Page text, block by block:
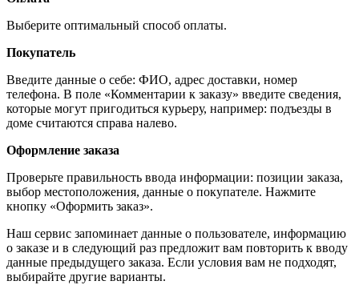
Выберите оптимальный способ оплаты.
Покупатель
Введите данные о себе: ФИО, адрес доставки, номер
телефона. В поле «Комментарии к заказу» введите сведения,
которые могут пригодиться курьеру, например: подъезды в
доме считаются справа налево.
Оформление заказа
Проверьте правильность ввода информации: позиции заказа,
выбор местоположения, данные о покупателе. Нажмите
кнопку «Оформить заказ».
Наш сервис запоминает данные о пользователе, информацию
о заказе и в следующий раз предложит вам повторить к вводу
данные предыдущего заказа. Если условия вам не подходят,
выбирайте другие варианты.